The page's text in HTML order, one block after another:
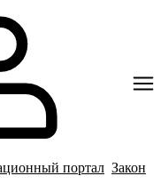
портал Закон